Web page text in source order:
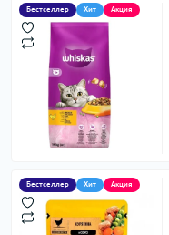
Бестселлер Хит Акция
Бестселлер Хит Акция